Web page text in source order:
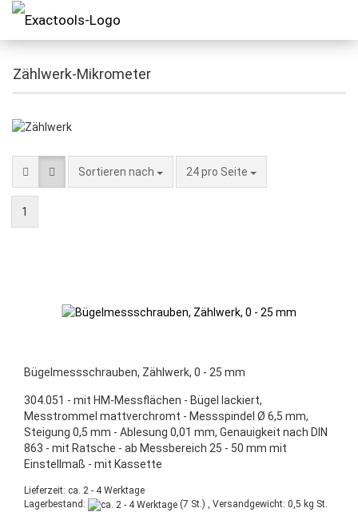
Zählwerk-Mikrometer
Sortieren nach 24 pro Seite
1
Bügelmessschrauben, Zählwerk, 0 - 25 mm
304.051 - mit HM-Messflächen - Bügel lackiert,
Messtrommel mattverchromt - Messspindel Ø 6,5 mm,
Steigung 0,5 mm - Ablesung 0,01 mm, Genauigkeit nach DIN
863 - mit Ratsche - ab Messbereich 25 - 50 mm mit
Einstellmaß - mit Kassette
Lieferzeit: ca. 2 - 4 Werktage
Lagerbestand:
(7 St.) , Versandgewicht: 0,5 kg St.